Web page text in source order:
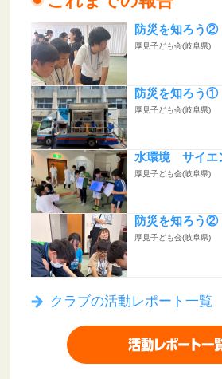
防災を知ろう②
厚見子ども会(岐阜県)
防災を知ろう①
厚見子ども会(岐阜県)
水環境 サイエ
厚見子ども会(岐阜県)
防災を知ろう②
厚見子ども会(岐阜県)
クラブの活動レポート一覧